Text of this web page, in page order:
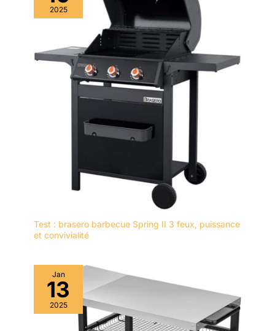
cuisine. Ils sont un
accessoire indispensable
pour toute cuisine, en
particulier lorsqu'il s'agit
de présenter les plats
italiens avec style.
classiques, amusants ou
blancs uni. Ces assiettes
rondes se fondent
parfaitement dans
n'importe quelle
décoration de table, que
ce soit pour un repas
quotidien ou un buffet
place et pratique : les
assiettes sont empilables
rangement peu
encombrant dans la
cuisine. Ils sont un
accessoire indispensable
surtout quand il s'agit de
2025
Test : brasero barbecue Spring II 3 feux, puissance
et convivialité
Jan
13
2025